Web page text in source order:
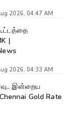
2026, 04:47 AM
|
2026, 04:33 AM
இன்றைய
Gold Rate